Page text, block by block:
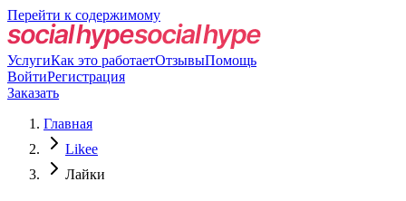
Перейти к содержимому
УслугиКак это работаетОтзывыПомощь
ВойтиРегистрация
Заказать
Главная
Likee
Лайки